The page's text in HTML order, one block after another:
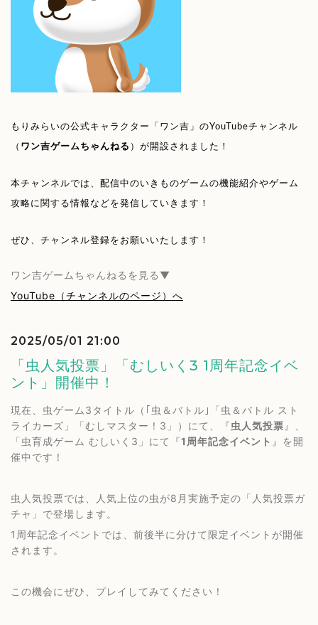
もりみらいの公式キャラクター「ワン吉」のYouTubeチャンネル
（ ワン吉ゲームちゃんねる ）が開設されました！
本チャンネルでは、配信中のいきものゲームの機能紹介やゲーム
攻略に関する情報などを発信していきます！
ぜひ、チャンネル登録をお願いいたします！
ワン吉ゲームちゃんねるを見る▼
YouTube（チャンネルのページ）へ
2025/05/01 21:00
「虫人気投票」「むしいく3 1周年記念イベ
ント」開催中！
現在、虫ゲーム3タイトル（｢虫＆バトル｣「虫＆バトル スト
ライカーズ」「むしマスター！3」）にて、『虫人気投票 』、
「虫育成ゲーム むしいく3」にて『1周年記念イベント 』を開
催中です！
虫人気投票では、人気上位の虫が8月実施予定の「人気投票ガ
チャ」で登場します。
1周年記念イベントでは、前後半に分けて限定イベントが開催
されます。
この機会にぜひ、プレイしてみてください！